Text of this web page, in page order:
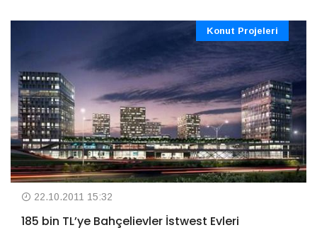
Konut Projeleri
22.10.2011 15:32
185 bin TL’ye Bahçelievler İstwest Evleri